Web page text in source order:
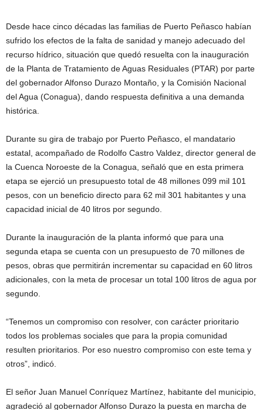
Desde hace cinco décadas las familias de Puerto Peñasco habían
sufrido los efectos de la falta de sanidad y manejo adecuado del
recurso hídrico, situación que quedó resuelta con la inauguración
de la Planta de Tratamiento de Aguas Residuales (PTAR) por parte
del gobernador Alfonso Durazo Montaño, y la Comisión Nacional
del Agua (Conagua), dando respuesta definitiva a una demanda
histórica.
Durante su gira de trabajo por Puerto Peñasco, el mandatario
estatal, acompañado de Rodolfo Castro Valdez, director general de
la Cuenca Noroeste de la Conagua, señaló que en esta primera
etapa se ejerció un presupuesto total de 48 millones 099 mil 101
pesos, con un beneficio directo para 62 mil 301 habitantes y una
capacidad inicial de 40 litros por segundo.
Durante la inauguración de la planta informó que para una
segunda etapa se cuenta con un presupuesto de 70 millones de
pesos, obras que permitirán incrementar su capacidad en 60 litros
adicionales, con la meta de procesar un total 100 litros de agua por
segundo.
“Tenemos un compromiso con resolver, con carácter prioritario
todos los problemas sociales que para la propia comunidad
resulten prioritarios. Por eso nuestro compromiso con este tema y
otros”, indicó.
El señor Juan Manuel Conríquez Martínez, habitante del municipio,
agradeció al gobernador Alfonso Durazo la puesta en marcha de